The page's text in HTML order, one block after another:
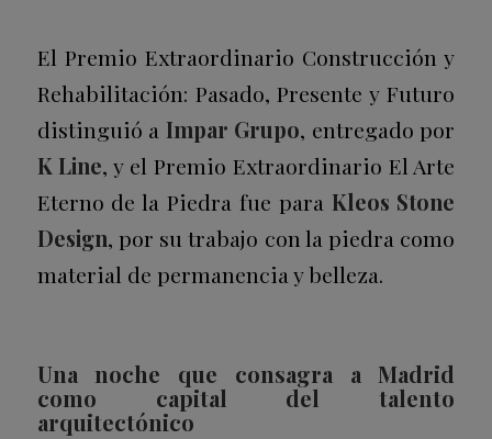
El Premio Extraordinario Construcción y
Rehabilitación: Pasado, Presente y Futuro
distinguió a Impar Grupo, entregado por
K Line, y el Premio Extraordinario El Arte
Eterno de la Piedra fue para Kleos Stone
Design, por su trabajo con la piedra como
material de permanencia y belleza.
Una noche que consagra a Madrid
como capital del talento
arquitectónico